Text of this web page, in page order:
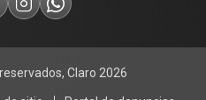
Claro 2026